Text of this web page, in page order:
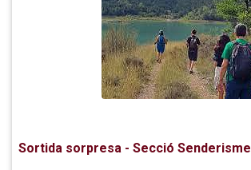
Sortida sorpresa - Secció Senderisme